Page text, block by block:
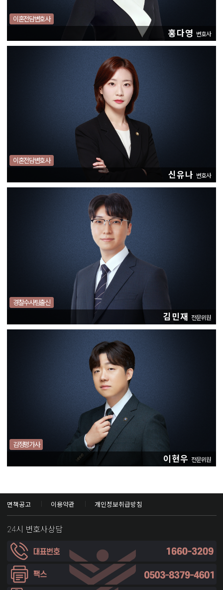
이혼전담변호사
홍다영 변호사
이혼전담변호사
신유나 변호사
경찰수사팀출신
김민재 전문위원
감정평가사
이현우 전문위원
면책공고 이용약관 개인정보취급방침
24시 변호사상담